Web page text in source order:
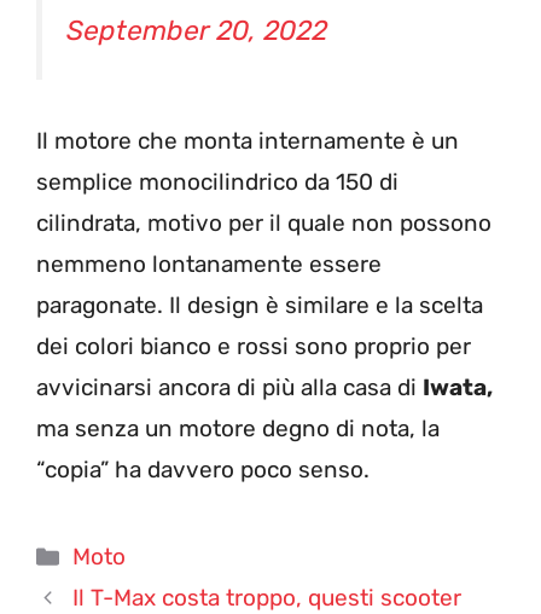
September 20, 2022
Il motore che monta internamente è un
semplice monocilindrico da 150 di
cilindrata, motivo per il quale non possono
nemmeno lontanamente essere
paragonate. Il design è similare e la scelta
dei colori bianco e rossi sono proprio per
avvicinarsi ancora di più alla casa di Iwata,
ma senza un motore degno di nota, la
“copia” ha davvero poco senso.
Categorie
Moto
Il T-Max costa troppo, questi scooter